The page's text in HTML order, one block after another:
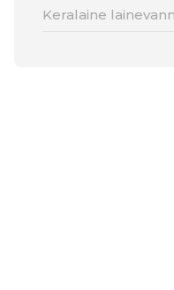
Keralaine